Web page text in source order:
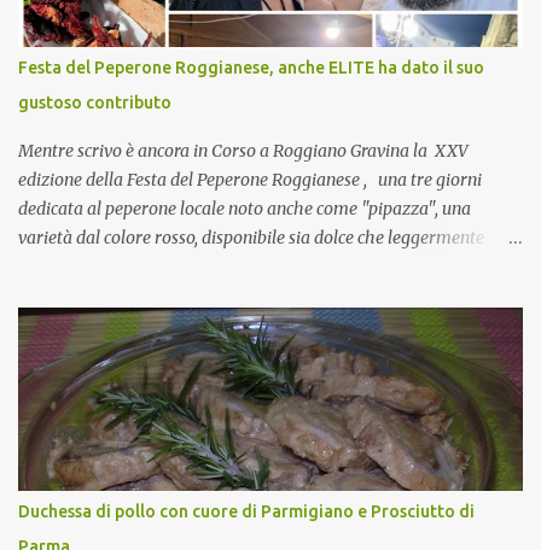
naturalmente mangiando tutti insieme, con grande convivialità!
CoCo : è naturale il cibo, come sappiamo bene, funziona spesso da
collante e anche nel lavoro riesce a creare spesso l’ambiente
favorevole per molte belle opportunità, non trovi? Cuocapercaso :
Si, concordo! …addirittura si dice...
Festa del Peperone Roggianese, anche ELITE ha dato il suo
gustoso contributo
Mentre scrivo è ancora in Corso a Roggiano Gravina la XXV
edizione della Festa del Peperone Roggianese , una tre giorni
dedicata al peperone locale noto anche come "pipazza", una
varietà dal colore rosso, disponibile sia dolce che leggermente
(Pat) della Calabria. Un ingrediente versatile in cucina, utilizzato
fresco o essiccato in ricette della tradizione o in piatti innovativi.
Durante la prima serata dell'evento abbiamo avuto prova della
versatilità di questo ingrediente durante il "2° Concorso
Gastronomico di piatti a base di peperone Roggianese" ideato da
Gina Santagata , presidente dell'associazione Mongolfiera, che ha
visto coinvolte tante associazioni attive sul territorio che hanno
voluto partecipare presentando un loro piatto a base di peperone.
Duchessa di pollo con cuore di Parmigiano e Prosciutto di
Parma